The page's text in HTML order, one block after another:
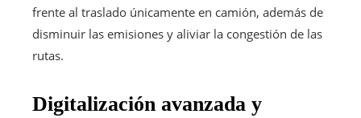
frente al traslado únicamente en camión, además de
disminuir las emisiones y aliviar la congestión de las
rutas.
Digitalización avanzada y